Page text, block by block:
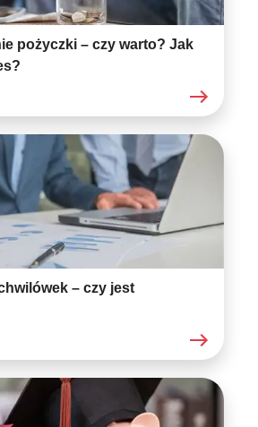
pożyczki – czy warto? Jak
– czy jest